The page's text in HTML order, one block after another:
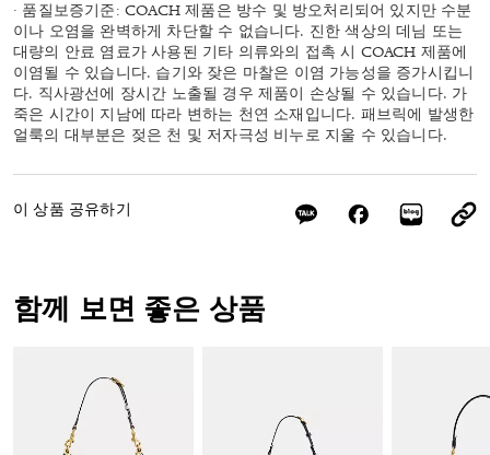
· 품질보증기준: COACH 제품은 방수 및 방오처리되어 있지만 수분
이나 오염을 완벽하게 차단할 수 없습니다. 진한 색상의 데님 또는
대량의 안료 염료가 사용된 기타 의류와의 접촉 시 COACH 제품에
이염될 수 있습니다. 습기와 잦은 마찰은 이염 가능성을 증가시킵니
다. 직사광선에 장시간 노출될 경우 제품이 손상될 수 있습니다. 가
죽은 시간이 지남에 따라 변하는 천연 소재입니다. 패브릭에 발생한
얼룩의 대부분은 젖은 천 및 저자극성 비누로 지울 수 있습니다.
이 상품 공유하기
함께 보면 좋은 상품